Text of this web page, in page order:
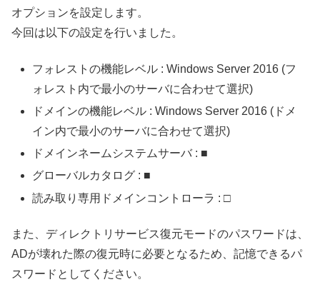
オプションを設定します。
今回は以下の設定を行いました。
フォレストの機能レベル : Windows Server 2016 (フ
ォレスト内で最小のサーバに合わせて選択)
ドメインの機能レベル : Windows Server 2016 (ドメ
イン内で最小のサーバに合わせて選択)
ドメインネームシステムサーバ : ■
グローバルカタログ : ■
読み取り専用ドメインコントローラ : □
また、ディレクトリサービス復元モードのパスワードは、
ADが壊れた際の復元時に必要となるため、記憶できるパ
スワードとしてください。